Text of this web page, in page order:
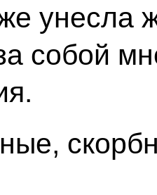
унесла
собой